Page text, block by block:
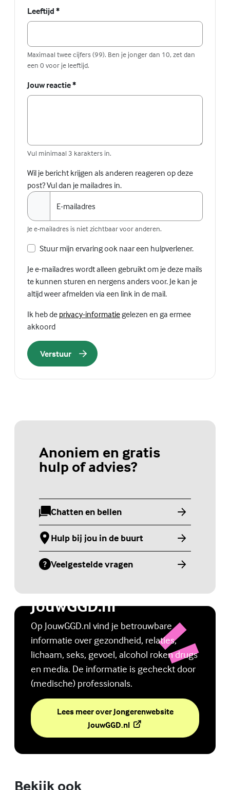
Leeftijd *
Maximaal twee cijfers (99). Ben je jonger dan 10, zet dan
een 0 voor je leeftijd.
Jouw reactie*
Vul minimaal 3 karakters in.
Wil je bericht krijgen als anderen reageren op deze
post? Vul dan je mailadres in.
E-mailadres
Je e-mailadres is niet zichtbaar voor anderen.
Stuur mijn ervaring ook naar een hulpverlener.
Je e-mailadres wordt alleen gebruikt om je deze mails
te kunnen sturen en nergens anders voor. Je kan je
altijd weer afmelden via een link in de mail.
Ik heb de privacy-informatie(Externe link)
gelezen en ga ermee
akkoord
Verstuur
Anoniem en gratis
hulp of advies?
Chatten en bellen
(Externe link)
Hulp bij jou in de buurt
(Externe link)
Veelgestelde vragen
(Externe link)
Jongerenwebsite
JouwGGD.nl
Op JouwGGD.nl vind je betrouwbare
informatie over gezondheid, relaties,
lichaam, seks, gevoel, alcohol roken drugs
en media. De informatie is gecheckt door
(medische) professionals.
Lees meer over Jongerenwebsite
JouwGGD.nl(Externe link)
Bekijk ook
Online zelfhulptraining - Wie ben ik?